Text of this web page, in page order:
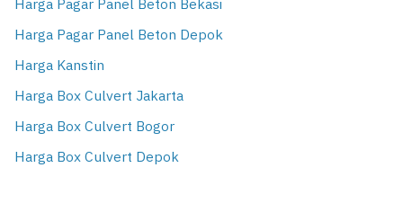
Harga Pagar Panel Beton Bekasi
Harga Pagar Panel Beton Depok
Harga Kanstin
Harga Box Culvert Jakarta
Harga Box Culvert Bogor
Harga Box Culvert Depok